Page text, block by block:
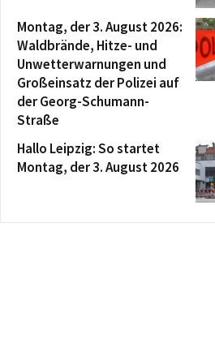
Montag, der 3. August 2026:
Waldbrände, Hitze- und
Unwetterwarnungen und
Großeinsatz der Polizei auf
der Georg-Schumann-
Straße
Hallo Leipzig: So startet
Montag, der 3. August 2026